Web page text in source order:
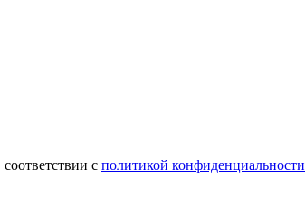
с политикой конфиденциальности